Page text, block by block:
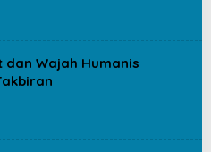
dan Wajah Humanis